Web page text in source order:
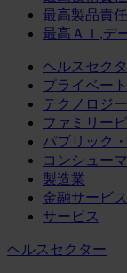
最高製品責
最高ＡＩ,デ
ヘルスセク
プライベー
テクノロジ
ファミリー
パブリック
コンシュー
製造業
金融サービス
サービス
ヘルスセクター